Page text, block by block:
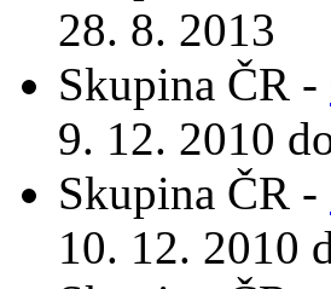
28. 8. 2013
Skupina ČR -
9. 12. 2010
Skupina ČR -
10. 12. 2010